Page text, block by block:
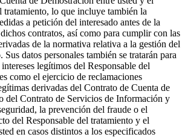
tratamiento, lo que incluye también la
a petición del interesado antes de la
contratos, así como para cumplir con las
de la normativa relativa a la gestión del
Sus datos personales también se tratarán para
legítimos del Responsable del
como el ejercicio de reclamaciones
derivadas del Contrato de Cuenta de
del Contrato de Servicios de Información y
la prevención del fraude o el
del Responsable del tratamiento y el
en casos distintos a los especificados